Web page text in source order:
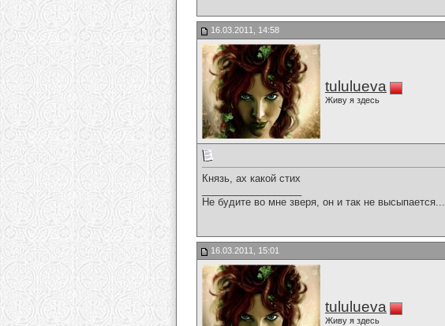
16.03.2011, 14:58
tululueva
Живу я здесь
Князь, ах какой стих
Не будите во мне зверя, он и так не высыпается...
16.03.2011, 15:01
tululueva
Живу я здесь